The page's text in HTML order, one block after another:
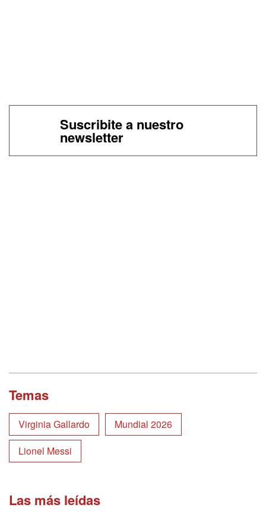
Suscribite a nuestro
newsletter
Temas
Virginia Gallardo
Mundial 2026
Lionel Messi
Las más leídas